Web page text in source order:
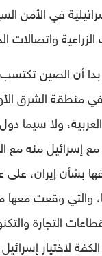
في الأمن
الزراعية واتصالات
أن الصين تكتسب
في منطقة الشرق
ولا سيما
مع إسرائيل منه مع
بشأن إيران،
والتي وقعت معها
في قطاعات التجارة
لاختيار